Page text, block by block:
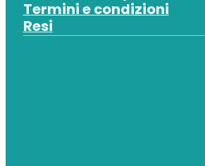
Termini e condizioni
Resi